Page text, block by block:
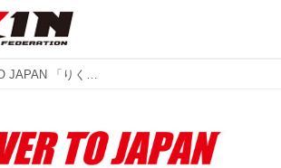
POWER TO JAPAN 「りくくんを救う会」募金活動ご報告